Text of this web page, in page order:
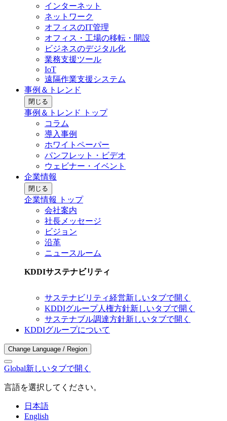
インターネット
ネットワーク
オフィスのIT管理
オフィス・工場の移転・開設
ビジネスのデジタル化
業務支援ツール
IoT
遠隔作業支援システム
事例＆トレンド
閉じる
事例＆トレンド トップ
コラム
導入事例
ホワイトペーパー
パンフレット・ビデオ
ウェビナー・イベント
企業情報
閉じる
企業情報 トップ
会社案内
社長メッセージ
ビジョン
沿革
ニュースルーム
KDDIサステナビリティ
サステナビリティ経営新しいタブで開く
KDDIグループ人権方針新しいタブで開く
サステナブル調達方針新しいタブで開く
KDDIグループについて
Change Language / Region
Global新しいタブで開く
言語を選択してください。
日本語
English